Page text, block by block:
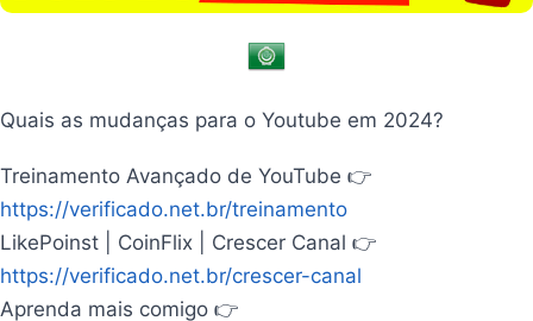
Quais as mudanças para o Youtube em 2024?
Treinamento Avançado de YouTube 👉
https://verificado.net.br/treinamento
LikePoinst | CoinFlix | Crescer Canal 👉
https://verificado.net.br/crescer-canal
Aprenda mais comigo 👉